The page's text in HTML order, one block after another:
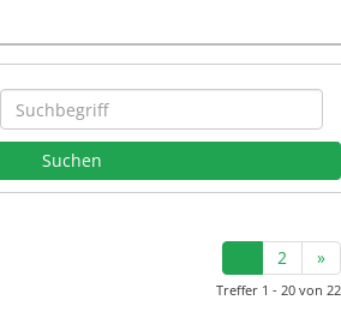
2 »
Treffer 1 - 20 von 22